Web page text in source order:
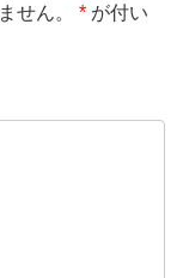
せん。 * が付い